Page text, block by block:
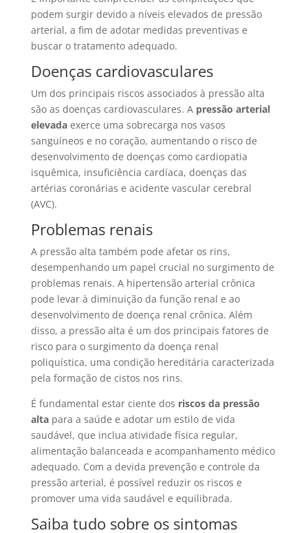
podem surgir devido a níveis elevados de pressão
arterial, a fim de adotar medidas preventivas e
buscar o tratamento adequado.
Doenças cardiovasculares
Um dos principais riscos associados à pressão alta
são as doenças cardiovasculares. A pressão arterial
elevadaexerce uma sobrecarga nos vasos
sanguíneos e no coração, aumentando o risco de
desenvolvimento de doenças como cardiopatia
isquêmica, insuficiência cardíaca, doenças das
artérias coronárias e acidente vascular cerebral
(AVC).
Problemas renais
A pressão alta também pode afetar os rins,
desempenhando um papel crucial no surgimento de
problemas renais. A hipertensão arterial crônica
pode levar à diminuição da função renal e ao
desenvolvimento de doença renal crônica. Além
disso, a pressão alta é um dos principais fatores de
risco para o surgimento da doença renal
poliquística, uma condição hereditária caracterizada
pela formação de cistos nos rins.
É fundamental estar ciente dos riscos da pressão
altapara a saúde e adotar um estilo de vida
saudável, que inclua atividade física regular,
alimentação balanceada e acompanhamento médico
adequado. Com a devida prevenção e controle da
pressão arterial, é possível reduzir os riscos e
promover uma vida saudável e equilibrada.
Saiba tudo sobre os sintomas